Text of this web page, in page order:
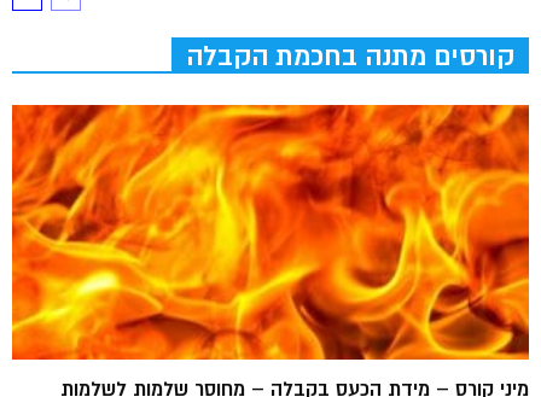
קורסים מתנה בחכמת הקבלה
מיני קורס – מידת הכעס בקבלה – מחוסר שלמות לשלמות